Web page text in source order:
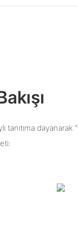
tanıtıma dayanarak